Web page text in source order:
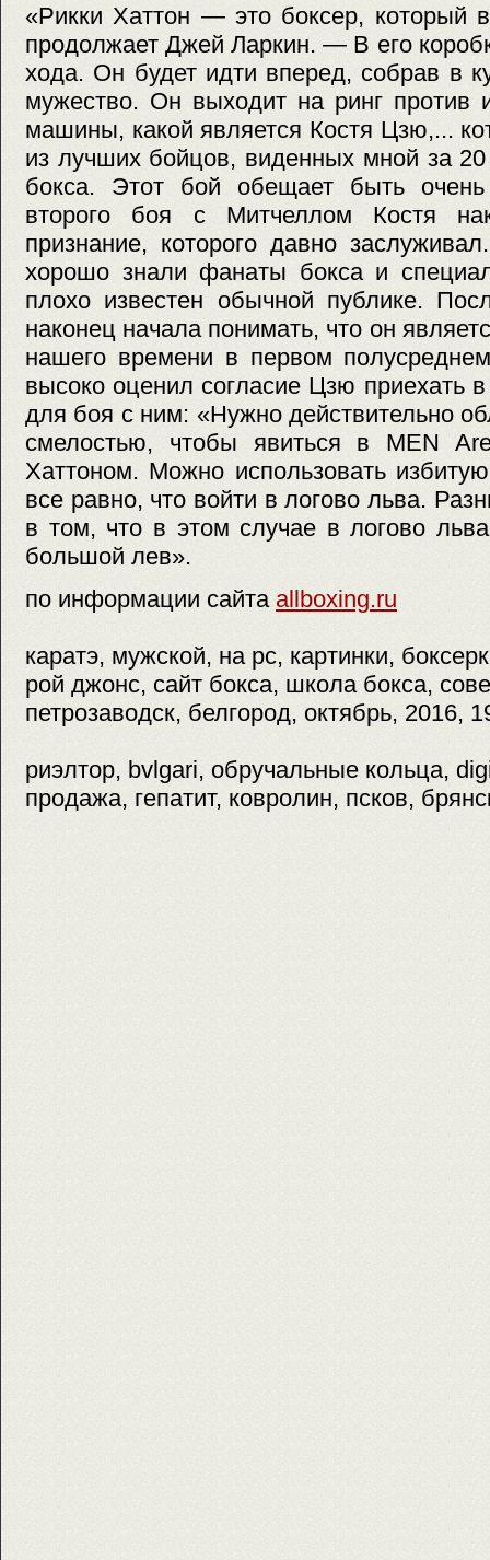
«Рикки Хаттон — это боксер, который
продолжает Джей Ларкин. — В его
хода. Он будет идти вперед, собрав в
мужество. Он выходит на ринг против
машины, какой является Костя Цзю,...
из лучших бойцов, виденных мной за
бокса. Этот бой обещает быть
второго боя с Митчеллом Костя
признание, которого давно
хорошо знали фанаты бокса и
плохо известен обычной публике.
наконец начала понимать, что он
нашего времени в первом
высоко оценил согласие Цзю приехать
для боя с ним: «Нужно действительно
смелостью, чтобы явиться в MEN
Хаттоном. Можно использовать
все равно, что войти в логово льва.
в том, что в этом случае в логово
большой лев».
по информации сайта allboxing.ru
каратэ, мужской, на pc, картинки,
рой джонс, сайт бокса, школа бокса,
петрозаводск, белгород, октябрь, 2016,
риэлтор, bvlgari, обручальные кольца,
продажа, гепатит, ковролин, псков,